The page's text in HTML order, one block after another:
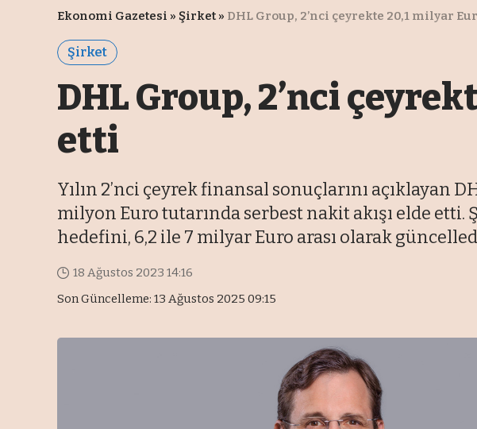
Ekonomi Gazetesi » Şirket » DHL Group, 2’nci çeyrekte 20,1 milyar
Şirket
DHL Group, 2’nci
etti
Yılın 2’nci çeyrek finansal sonuçlarını açıklayan
milyon Euro tutarında serbest nakit akışı elde
hedefini, 6,2 ile 7 milyar Euro arası olarak
Son Güncelleme: 13 Ağustos 2025 09:15
18 Ağustos 2023 14:16